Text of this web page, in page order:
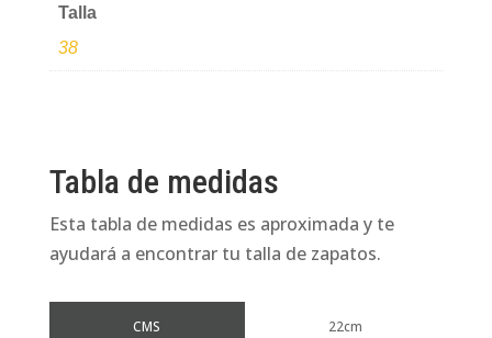
en
yute
cantidad
Talla
38
Tabla de medidas
Esta tabla de medidas es aproximada y te
ayudará a encontrar tu talla de zapatos.
CMS 22cm